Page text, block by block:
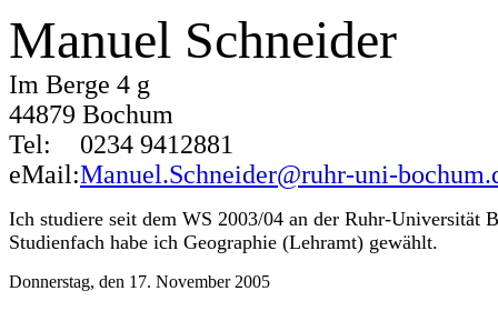
Manuel Schneider
Im Berge 4 g
44879 Bochum
Tel:
0234 9412881
eMail:Manuel.Schneider@ruhr-uni-
Ich studiere seit dem WS 2003/04 an der Ruhr-Universität
Studienfach habe ich Geographie (Lehramt) gewählt.
Donnerstag, den 17. November 2005